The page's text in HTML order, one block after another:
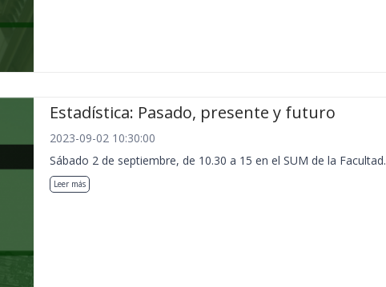
Estadística: Pasado, presente y futuro
2023-09-02 10:30:00
Sábado 2 de septiembre, de 10.30 a 15 en el SUM de la Facultad.
Leer más